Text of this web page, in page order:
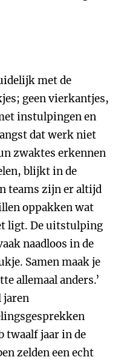
met de
geen vierkantjes,
instulpingen en
dat werk niet
zwaktes erkennen
blijkt in de
teams zijn er altijd
oppakken wat
ligt. De uitstulping
naadloos in de
Samen maak je
allemaal anders.’
jaren
twaalf jaar in de
zelden een echt